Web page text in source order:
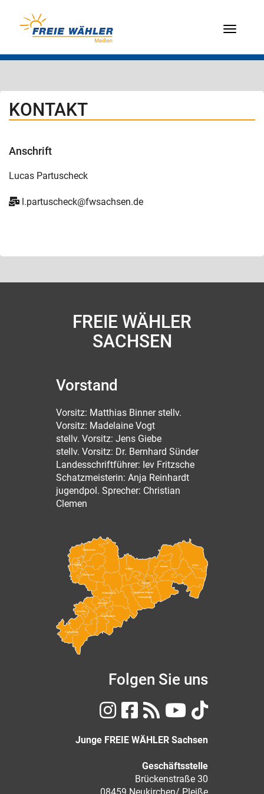
Menü
KONTAKT
Anschrift
Lucas Partuscheck
l.partuscheck@fwsachsen.de
FREIE WÄHLER
SACHSEN
Vorstand
Vorsitz: Matthias Binner stellv.
Vorsitz: Madelaine Vogt
stellv. Vorsitz: Jens Giebe
stellv. Vorsitz: Dr. Bernhard Sünder
Landesschriftführer: Iev Fritzsche
Schatzmeisterin: Anja Reinhardt
jugendpol. Sprecher: Christian
Clemen
Bautzen Görlitz
Leipzig
Leipzig Land
Meißen
Erzgebirgskreis
Mittelsachsen
Nordsachsen
Osterzgebirge
Sächsische Schweiz-
Vogtlandkreis
Zwickau
Dresden
Chemnitz
Folgen Sie uns
Junge FREIE WÄHLER Sachsen
Geschäftsstelle
Brückenstraße 30